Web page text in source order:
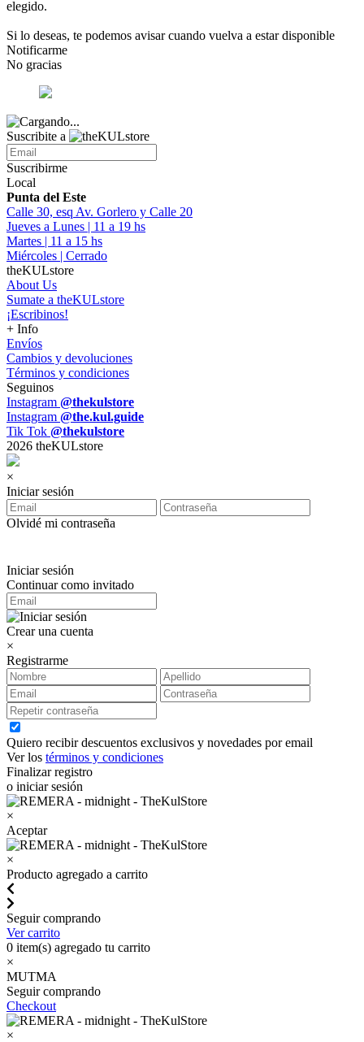
elegido.
Si lo deseas, te podemos avisar cuando vuelva a estar disponible
Notificarme
No gracias
Suscribite a
Suscribirme
Local
Punta del Este
Calle 30, esq Av. Gorlero y Calle 20
Jueves a Lunes | 11 a 19 hs
Martes | 11 a 15 hs
Miércoles | Cerrado
theKULstore
About Us
Sumate a theKULstore
¡Escribinos!
+ Info
Envíos
Cambios y devoluciones
Términos y condiciones
Seguinos
Instagram @thekulstore
Instagram @the.kul.guide
Tik Tok @thekulstore
2026 theKULstore
×
Iniciar sesión
Olvidé mi contraseña
Iniciar sesión
Continuar como invitado
Crear una cuenta
×
Registrarme
Quiero recibir descuentos exclusivos y novedades por email
Ver los términos y condiciones
Finalizar registro
o iniciar sesión
×
Aceptar
×
Producto agregado a carrito
Seguir comprando
Ver carrito
0 item(s) agregado tu carrito
×
MUTMA
Seguir comprando
Checkout
×